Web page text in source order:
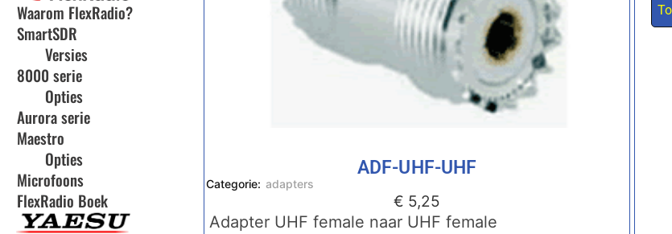
Waarom FlexRadio?
SmartSDR
Versies
8000 serie
Opties
Aurora serie
Maestro
Opties
Microfoons
FlexRadio Boek
ADF-UHF-UHF
Categorie: adapters
€ 5,25
Adapter UHF female naar UHF female